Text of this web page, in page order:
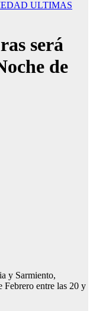
ULTIMAS
será
de
y Sarmiento,
Febrero entre las 20 y